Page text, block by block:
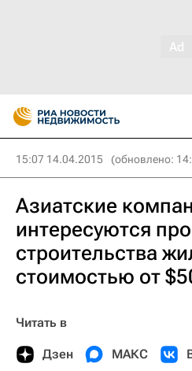
15:07 14.04.2015 (обновлено:
Азиатские
интересуются
строительства
стоимостью от
Читать в
Дзен МАКС